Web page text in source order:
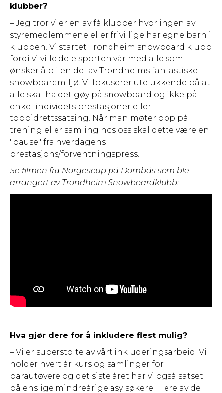
klubber?
– Jeg tror vi er en av få klubber hvor ingen av
styremedlemmene eller frivillige har egne barn i
klubben. Vi startet Trondheim snowboard klubb
fordi vi ville dele sporten vår med alle som
ønsker å bli en del av Trondheims fantastiske
snowboardmiljø. Vi fokuserer utelukkende på at
alle skal ha det gøy på snowboard og ikke på
enkel individets prestasjoner eller
toppidrettssatsing. Når man møter opp på
trening eller samling hos oss skal dette være en
"pause" fra hverdagens
prestasjons/forventningspress.
Se filmen fra Norgescup på Dombås som ble
arrangert av Trondheim Snowboardklubb:
Hva gjør dere for å inkludere flest mulig?
– Vi er superstolte av vårt inkluderingsarbeid. Vi
holder hvert år kurs og samlinger for
parautøvere og det siste året har vi også satset
på enslige mindreårige asylsøkere. Flere av de